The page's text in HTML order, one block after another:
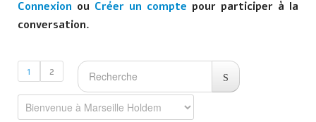
Connexion ou Créer un compte pour participer à la
conversation.
1 2